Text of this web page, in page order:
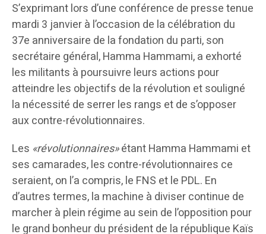
S’exprimant lors d’une conférence de presse tenue
mardi 3 janvier à l’occasion de la célébration du
37e anniversaire de la fondation du parti, son
secrétaire général, Hamma Hammami, a exhorté
les militants à poursuivre leurs actions pour
atteindre les objectifs de la révolution et souligné
la nécessité de serrer les rangs et de s’opposer
aux contre-révolutionnaires.
Les «révolutionnaires»étant Hamma Hammami et
ses camarades, les contre-révolutionnaires ce
seraient, on l’a compris, le FNS et le PDL. En
d’autres termes, la machine à diviser continue de
marcher à plein régime au sein de l’opposition pour
le grand bonheur du président de la république Kaïs